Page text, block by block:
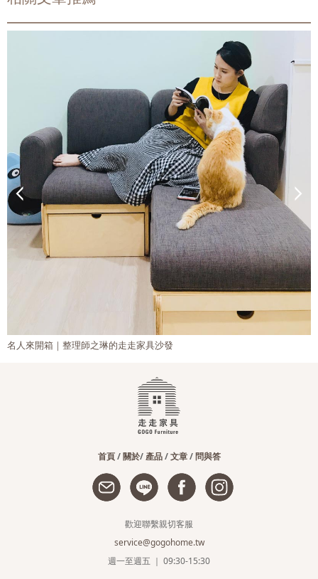
走走家具開箱｜最舒適的租屋空間
首頁/關於/產品/文章/問與答
歡迎聯繫親切客服
service@gogohome.tw
週一至週五 ｜ 09:30-15:30